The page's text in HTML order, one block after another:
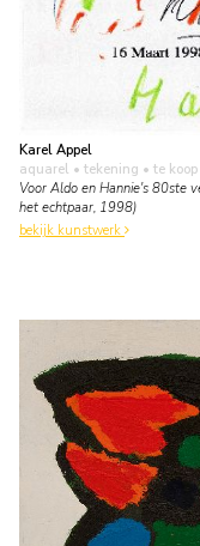
Karel Appel
aquarel • tekening • te koop
Voor Aldo en Hannie's 80ste
het echtpaar, 1998)
bekijk kunstwerk